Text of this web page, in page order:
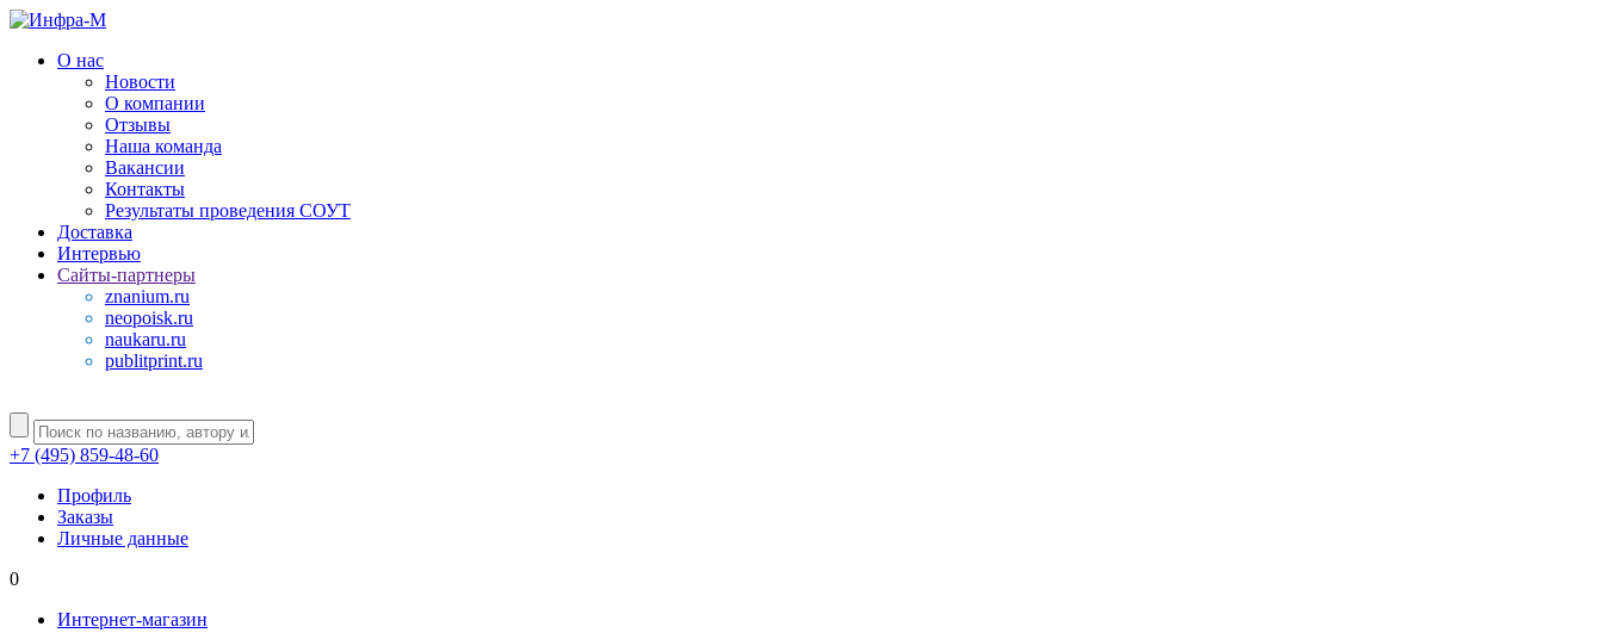
О нас
Новости
О компании
Отзывы
Наша команда
Вакансии
Контакты
Результаты проведения СОУТ
Доставка
Интервью
Сайты-партнеры
znanium.ru
neopoisk.ru
naukaru.ru
publitprint.ru
+7 (495) 859-48-60
Профиль
Заказы
Личные данные
0
Интернет-магазин